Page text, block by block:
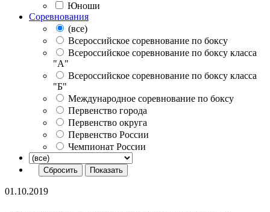
Юноши
Соревнования
(все)
Всероссийское соревнование по боксу
Всероссийское соревнование по боксу класса
"А"
Всероссийское соревнование по боксу класса
"Б"
Международное соревнование по боксу
Первенство города
Первенство округа
Первенство России
Чемпионат России
01.10.2019